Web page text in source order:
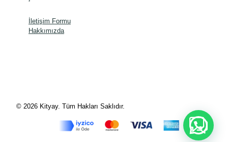
İletişim Formu
Hakkımızda
© 2026 Kityay. Tüm Hakları Saklıdır.